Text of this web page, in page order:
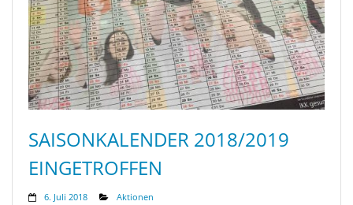
SAISONKALENDER 2018/2019
EINGETROFFEN
6. Juli 2018 Aktionen